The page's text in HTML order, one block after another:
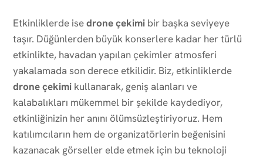
Etkinliklerde isedrone çekimi bir başka seviyeye
taşır. Düğünlerden büyük konserlere kadar her türlü
etkinlikte, havadan yapılan çekimler atmosferi
yakalamada son derece etkilidir. Biz, etkinliklerde
drone çekimi kullanarak, geniş alanları ve
kalabalıkları mükemmel bir şekilde kaydediyor,
etkinliğinizin her anını ölümsüzleştiriyoruz. Hem
katılımcıların hem de organizatörlerin beğenisini
kazanacak görseller elde etmek için bu teknoloji